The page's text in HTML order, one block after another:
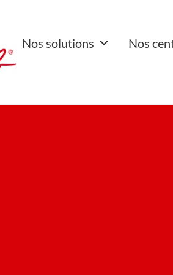
Nos solutions Nos